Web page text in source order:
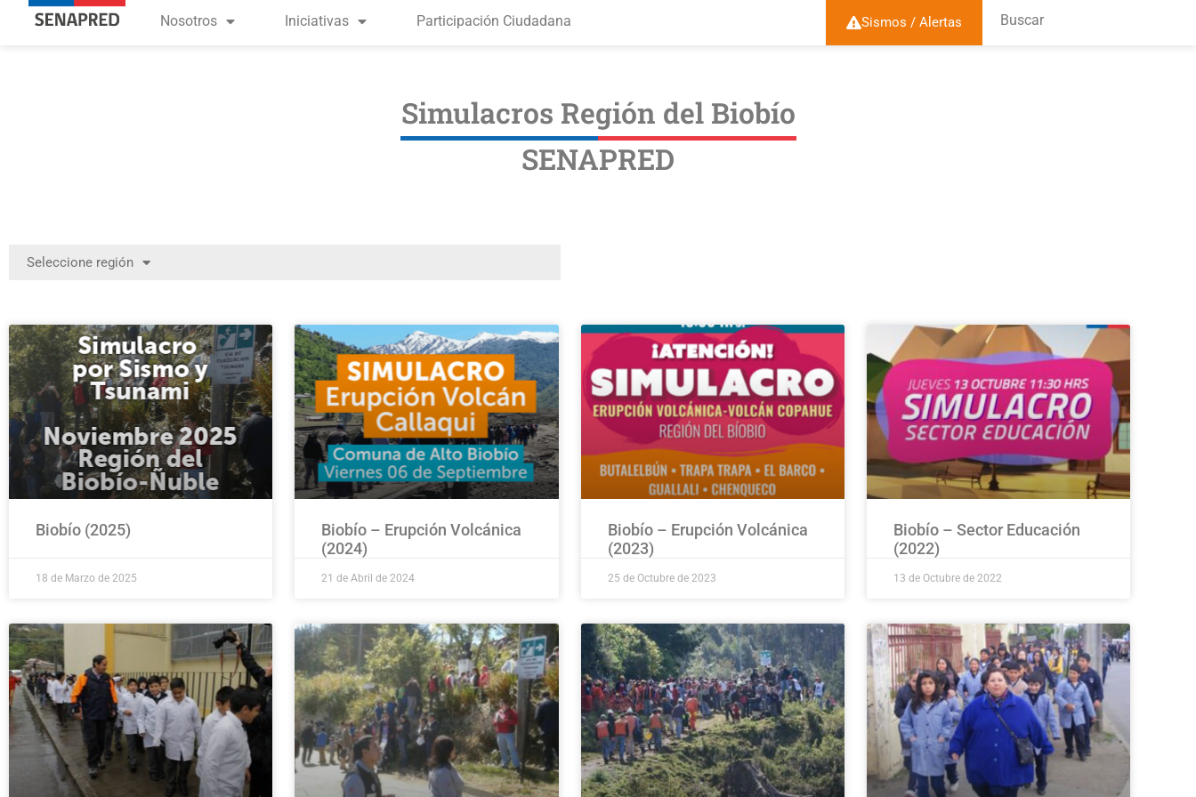
Nosotros Iniciativas Participación Ciudadana Sismos / Alertas Buscar
Simulacros Región del Biobío
SENAPRED
Seleccione región
Biobío (2025)
18 de Marzo de 2025
Biobío – Erupción Volcánica
(2024)
21 de Abril de 2024
Biobío – Erupción Volcánica
(2023)
25 de Octubre de 2023
Biobío – Sector Educación
(2022)
13 de Octubre de 2022